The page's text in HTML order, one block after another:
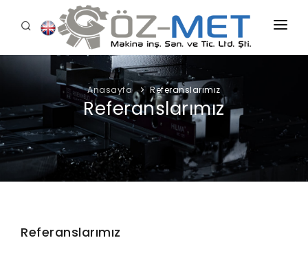
Anasayfa
Kurumsal
Hizmetlerimiz
Makina Parkuru
Referanslarımız
Anasayfa Referanslarımız
Referanslarımız
Referanslarımız